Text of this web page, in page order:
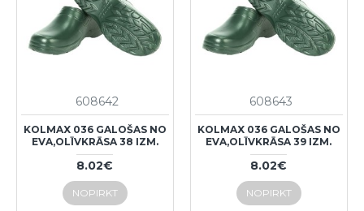
608642
KOLMAX 036 GALOŠAS NO
EVA,OLĪVKRĀSA 38 IZM.
8.02€
NOPIRKT
608643
KOLMAX 036 GALOŠAS NO
EVA,OLĪVKRĀSA 39 IZM.
8.02€
NOPIRKT